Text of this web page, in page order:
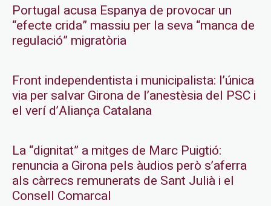
Portugal acusa Espanya de provocar un
“efecte crida” massiu per la seva “manca de
regulació” migratòria
Front independentista i municipalista: l’única
via per salvar Girona de l’anestèsia del PSC i
el verí d’Aliança Catalana
La “dignitat” a mitges de Marc Puigtió:
renuncia a Girona pels àudios però s’aferra
als càrrecs remunerats de Sant Julià i el
Consell Comarcal